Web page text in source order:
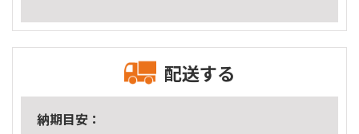
配送する
納期目安：